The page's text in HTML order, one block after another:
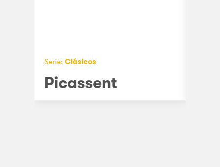
Serie: Clásicos
Picassent